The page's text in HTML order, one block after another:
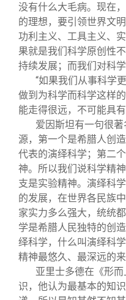
没有什么大毛病。现在
的理想，要引领世界文
功利主义、工具主义、
果就是我们科学原创性
持续发展；而我们对科
“如果我们从事科学
做到为科学而科学这样
能走得很远，不可能具
爱因斯坦有一句很
源，第一个是希腊人创
代表的演绎科学；第二
神。所以我们说科学精
支是实验精神。演绎科
的发展，在世界各民族
家实力多么强大，统统
学是希腊人民独特的创
绎科学，什么叫演绎科
精神最悠久、最深远的来
亚里士多德在《形
识，他认为最基本的知